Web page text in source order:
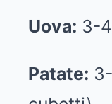
Uova: 3-
Patate: